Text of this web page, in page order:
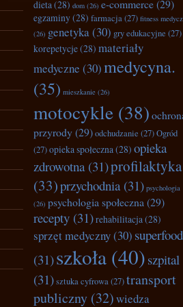
dieta(28) dom (26) e-commerce(29)
egzaminy(28) farmacja(27) fitness
(26) genetyka(30) gry edukacyjne (27)
korepetycje(28) materiały
medyczne (30)medycyna.
(35) mieszkanie (26)
motocykle (38)
przyrody(29)odchudzanie (27)Ogród
(27)opieka społeczna(28) opieka
zdrowotna(31)profilaktyka
(33)przychodnia(31) psychologia
(26) psychologia społeczna (29)
recepty (31)rehabilitacja(28)
sprzęt medyczny(30)
(31)szkoła (40) szpital
(31)sztuka cyfrowa(27)transport
publiczny (32)wiedza